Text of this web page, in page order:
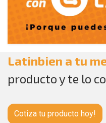
Latinbien a tu
producto y te lo
Cotiza tu producto hoy!